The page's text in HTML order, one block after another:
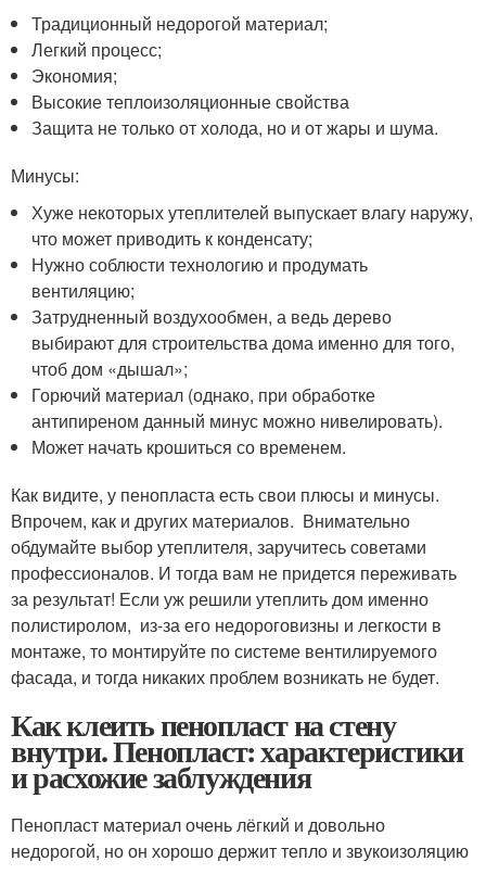
Традиционный недорогой материал;
Легкий процесс;
Экономия;
Высокие теплоизоляционные свойства
Защита не только от холода, но и от жары и шума.
Минусы:
Хуже некоторых утеплителей выпускает влагу наружу,
что может приводить к конденсату;
Нужно соблюсти технологию и продумать
вентиляцию;
Затрудненный воздухообмен, а ведь дерево
выбирают для строительства дома именно для того,
чтоб дом «дышал»;
Горючий материал (однако, при обработке
антипиреном данный минус можно нивелировать).
Может начать крошиться со временем.
Как видите, у пенопласта есть свои плюсы и минусы.
Впрочем, как и других материалов. Внимательно
обдумайте выбор утеплителя, заручитесь советами
профессионалов. И тогда вам не придется переживать
за результат! Если уж решили утеплить дом именно
полистиролом, из-за его недороговизны и легкости в
монтаже, то монтируйте по системе вентилируемого
фасада, и тогда никаких проблем возникать не будет.
Как клеить пенопласт на стену
внутри. Пенопласт: характеристики
и расхожие заблуждения
Пенопласт материал очень лёгкий и довольно
недорогой, но он хорошо держит тепло и звукоизоляцию